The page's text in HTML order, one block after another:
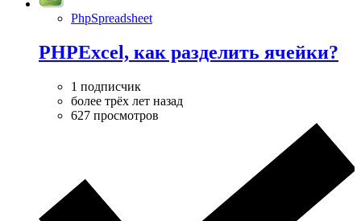
PhpSpreadsheet
PHPExcel, как разделить ячейки?
1 подписчик
более трёх лет назад
627 просмотров